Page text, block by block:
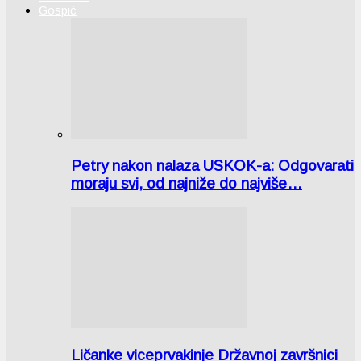
Gospić
Petry nakon nalaza USKOK-a: Odgovarati
moraju svi, od najniže do najviše…
Ličanke viceprvakinje Državnoj završnici